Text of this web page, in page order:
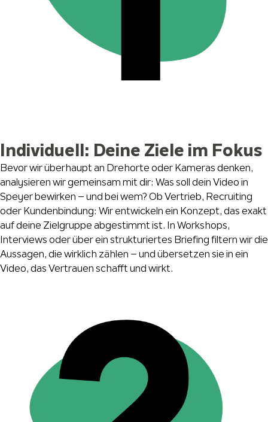
Individuell: Deine Ziele im Fokus
Bevor wir überhaupt an Drehorte oder Kameras denken,
analysieren wir gemeinsam mit dir: Was soll dein Video in
Speyer bewirken – und bei wem? Ob Vertrieb, Recruiting
oder Kundenbindung: Wir entwickeln ein Konzept, das exakt
auf deine Zielgruppe abgestimmt ist. In Workshops,
Interviews oder über ein strukturiertes Briefing filtern wir die
Aussagen, die wirklich zählen – und übersetzen sie in ein
Video, das Vertrauen schafft und wirkt.